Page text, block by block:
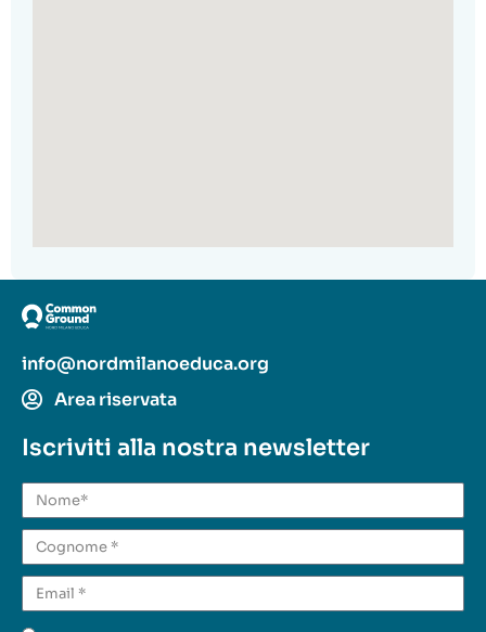
info@nordmilanoeduca.org
Area riservata
Iscriviti alla nostra newsletter